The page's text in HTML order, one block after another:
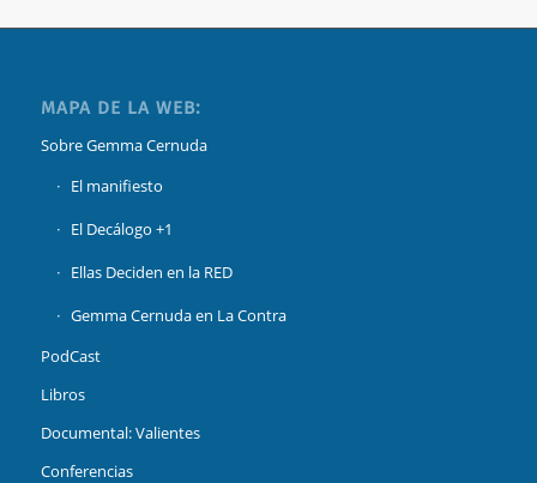
MAPA DE LA WEB:
Sobre Gemma Cernuda
El manifiesto
El Decálogo +1
Ellas Deciden en la RED
Gemma Cernuda en La Contra
PodCast
Libros
Documental: Valientes
Conferencias